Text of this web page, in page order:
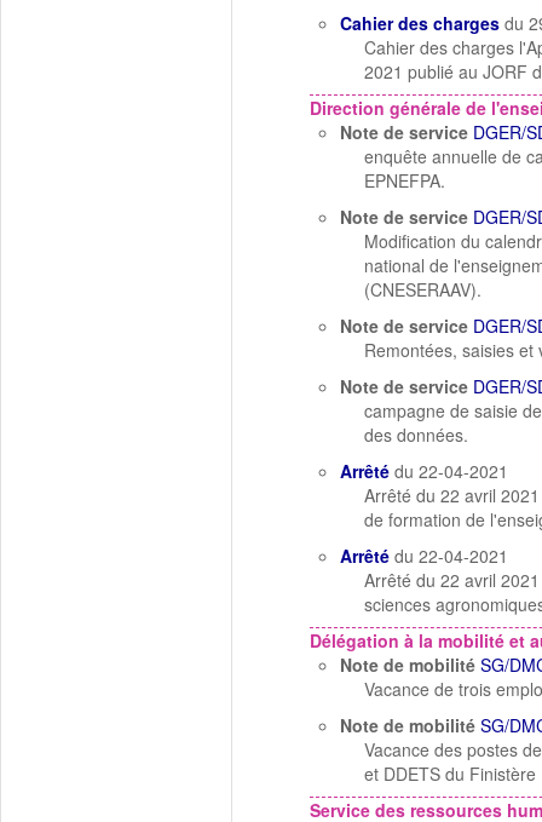
Cahier des charges du
Cahier des charges
2021 publié au JORF
Direction générale de
Note de service DGER/
enquête annuelle de
EPNEFPA.
Note de service DGER/
Modification du
national de
(CNESERAAV).
Note de service DGER/
Remontées, saisies
Note de service DGER/
campagne de saisie
des données.
Arrêté du 22-04-2021
Arrêté du 22 avril
de formation de
Arrêté du 22-04-2021
Arrêté du 22 avril
sciences
Délégation à la mobilité et
Note de mobilité SG/
Vacance de trois
Note de mobilité SG/
Vacance des postes
et DDETS du Finistère
Service des ressources